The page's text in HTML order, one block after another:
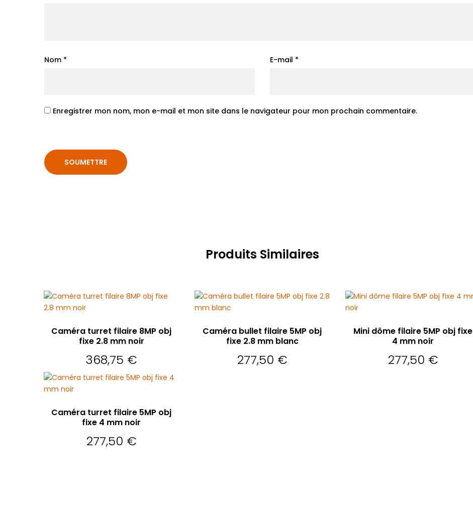
Nom * E-mail *
Enregistrer mon nom, mon e-mail et mon site dans le navigateur pour mon prochain commentaire.
Produits Similaires
Caméra turret filaire 8MP obj
fixe 2.8 mm noir
368,75 €
Caméra bullet filaire 5MP obj
fixe 2.8 mm blanc
277,50 €
Mini dôme filaire 5MP obj fixe
4 mm noir
277,50 €
Caméra turret filaire 5MP obj
fixe 4 mm noir
277,50 €